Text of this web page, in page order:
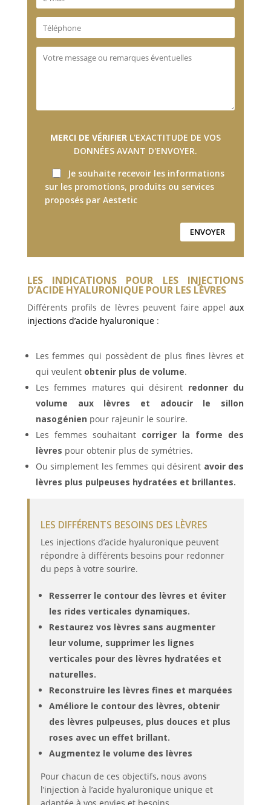
MERCI DE VÉRIFIERL'EXACTITUDE DE VOS
DONNÉES AVANT D'ENVOYER.
Je souhaite recevoir les informations
sur les promotions, produits ou services
proposés par Aestetic
LES INDICATIONS POUR LES INJECTIONS
D’ACIDE HYALURONIQUE POUR LES LÈVRES
Différents profils de lèvres peuvent faire appel aux
injections d’acide hyaluronique:
Les femmes qui possèdent de plus fines lèvres et
qui veulent obtenir plus de volume.
Les femmes matures qui désirent redonner du
volume aux lèvres et adoucir le sillon
nasogénien pour rajeunir le sourire.
Les femmes souhaitant corriger la forme des
lèvres pour obtenir plus de symétries.
Ou simplement les femmes qui désirent avoir des
lèvres plus pulpeuses hydratées et brillantes.
LES DIFFÉRENTS BESOINS DES LÈVRES
Les injections d’acide hyaluronique peuvent
répondre à différents besoins pour redonner
du peps à votre sourire.
Resserrer le contour des lèvres et éviter
les rides verticales dynamiques.
Restaurez vos lèvres sans augmenter
leur volume, supprimer les lignes
verticales pour des lèvres hydratées et
naturelles.
Reconstruire les lèvres fines et marquées
Améliore le contour des lèvres, obtenir
des lèvres pulpeuses, plus douces et plus
roses avec un effet brillant.
Augmentez le volume des lèvres
Pour chacun de ces objectifs, nous avons
l’injection à l’acide hyaluronique unique et